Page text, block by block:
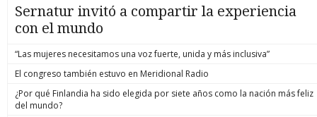
Sernatur invitó a compartir la experiencia
con el mundo
“Las mujeres necesitamos una voz fuerte, unida y más inclusiva”
El congreso también estuvo en Meridional Radio
¿Por qué Finlandia ha sido elegida por siete años como la nación más feliz
del mundo?